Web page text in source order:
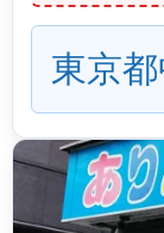
東京